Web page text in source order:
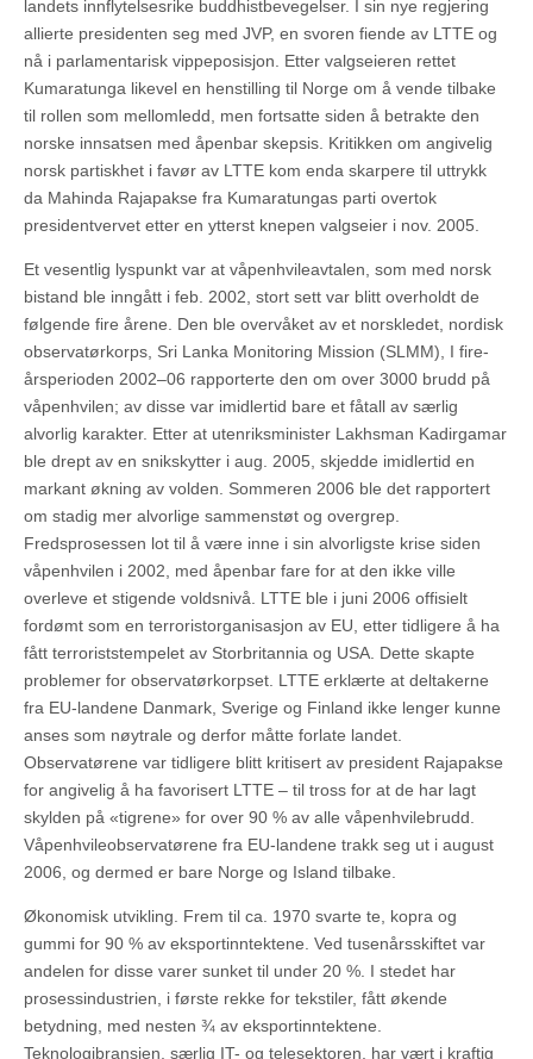
landets innflytelsesrike buddhistbevegelser. I sin nye regjering
allierte presidenten seg med JVP, en svoren fiende av LTTE og
nå i parlamentarisk vippeposisjon. Etter valgseieren rettet
Kumaratunga likevel en henstilling til Norge om å vende tilbake
til rollen som mellomledd, men fortsatte siden å betrakte den
norske innsatsen med åpenbar skepsis. Kritikken om angivelig
norsk partiskhet i favør av LTTE kom enda skarpere til uttrykk
da Mahinda Rajapakse fra Kumaratungas parti overtok
presidentvervet etter en ytterst knepen valgseier i nov. 2005.
Et vesentlig lyspunkt var at våpenhvileavtalen, som med norsk
bistand ble inngått i feb. 2002, stort sett var blitt overholdt de
følgende fire årene. Den ble overvåket av et norskledet, nordisk
observatørkorps, Sri Lanka Monitoring Mission (SLMM), I fire-
årsperioden 2002–06 rapporterte den om over 3000 brudd på
våpenhvilen; av disse var imidlertid bare et fåtall av særlig
alvorlig karakter. Etter at utenriksminister Lakhsman Kadirgamar
ble drept av en snikskytter i aug. 2005, skjedde imidlertid en
markant økning av volden. Sommeren 2006 ble det rapportert
om stadig mer alvorlige sammenstøt og overgrep.
Fredsprosessen lot til å være inne i sin alvorligste krise siden
våpenhvilen i 2002, med åpenbar fare for at den ikke ville
overleve et stigende voldsnivå. LTTE ble i juni 2006 offisielt
fordømt som en terroristorganisasjon av EU, etter tidligere å ha
fått terroriststempelet av Storbritannia og USA. Dette skapte
problemer for observatørkorpset. LTTE erklærte at deltakerne
fra EU-landene Danmark, Sverige og Finland ikke lenger kunne
anses som nøytrale og derfor måtte forlate landet.
Observatørene var tidligere blitt kritisert av president Rajapakse
for angivelig å ha favorisert LTTE – til tross for at de har lagt
skylden på «tigrene» for over 90 % av alle våpenhvilebrudd.
Våpenhvileobservatørene fra EU-landene trakk seg ut i august
2006, og dermed er bare Norge og Island tilbake.
Økonomisk utvikling. Frem til ca. 1970 svarte te, kopra og
gummi for 90 % av eksportinntektene. Ved tusenårsskiftet var
andelen for disse varer sunket til under 20 %. I stedet har
prosessindustrien, i første rekke for tekstiler, fått økende
betydning, med nesten ¾ av eksportinntektene.
Teknologibransjen, særlig IT- og telesektoren, har vært i kraftig